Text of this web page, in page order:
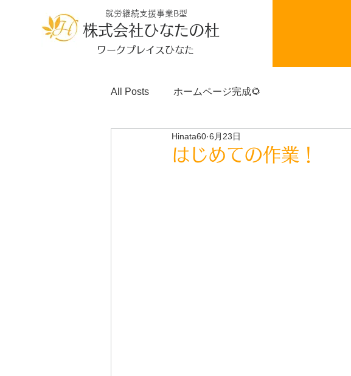
就労継続支援事業B型
株式会社ひなたの杜
ワークプレイスひなた
All Posts ホームページ完成🌻
はじめての作業！
Hinata60 6月23日